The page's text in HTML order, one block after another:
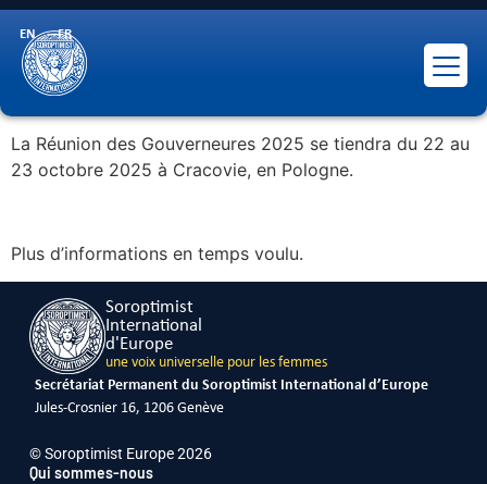
EN FR
Réunion des
Gouverneures 2025
La Réunion des Gouverneures 2025 se tiendra du 22 au
23 octobre 2025 à Cracovie, en Pologne.
Plus d’informations en temps voulu.
Soroptimist
International
d'Europe
une voix universelle pour les femmes
Secrétariat Permanent du Soroptimist International d’Europe
Jules-Crosnier 16, 1206 Genève
© Soroptimist Europe 2026
Qui sommes-nous